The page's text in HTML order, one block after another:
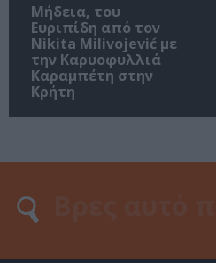
Μήδεια, του
Ευριπίδη από τον
Nikita Milivojević με
την Καρυοφυλλιά
Καραμπέτη στην
Κρήτη